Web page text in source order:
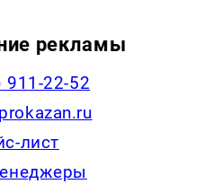
рекламы
911-22-52
лист